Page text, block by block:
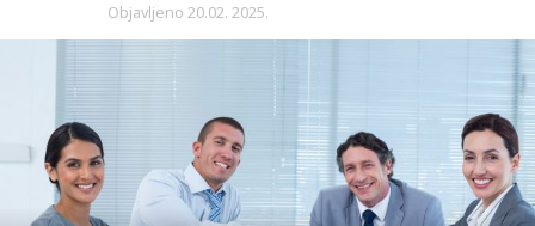
Objavljeno 20.02. 2025.